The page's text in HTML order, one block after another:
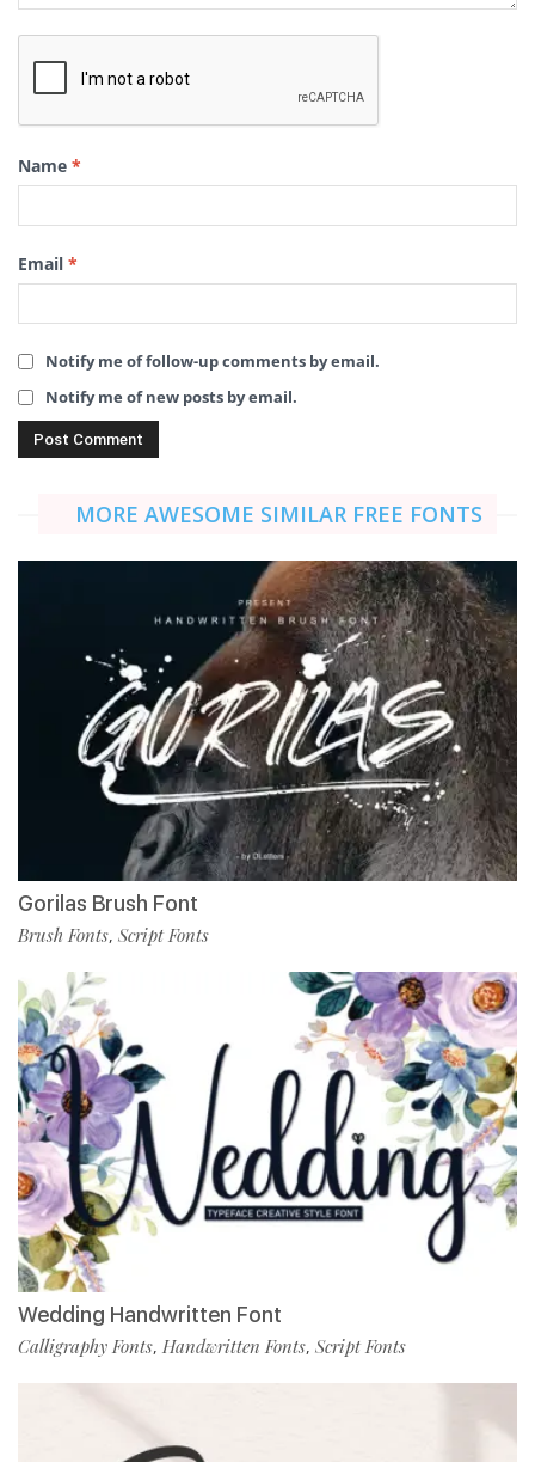
Name *
Email *
Notify me of follow-up comments by email.
Notify me of new posts by email.
MORE AWESOME SIMILAR FREE FONTS
Gorilas Brush Font
Brush Fonts, Script Fonts
Wedding Handwritten Font
Calligraphy Fonts, Handwritten Fonts, Script Fonts